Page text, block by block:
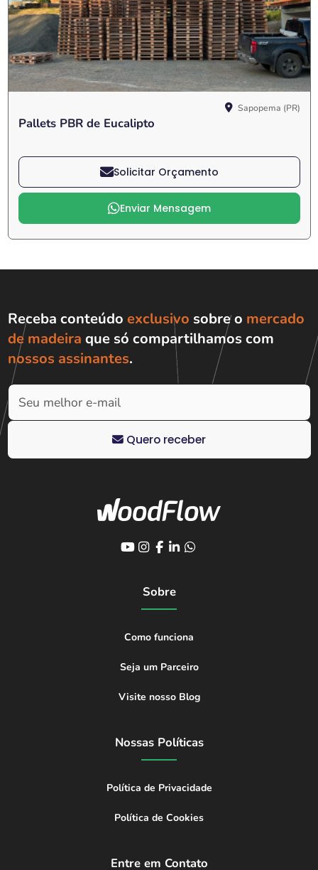
Sapopema (PR)
Pallets PBR de Eucalipto
Solicitar Orçamento
Enviar Mensagem
Receba conteúdo exclusivo sobre o mercado
de madeira que só compartilhamos com
nossos assinantes.
Quero receber
Sobre
Como funciona
Seja um Parceiro
Visite nosso Blog
Nossas Políticas
Política de Privacidade
Política de Cookies
Entre em Contato